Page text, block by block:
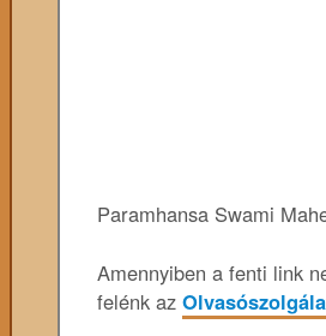
Paramhansa Swami
Amennyiben a fenti link
felénk az